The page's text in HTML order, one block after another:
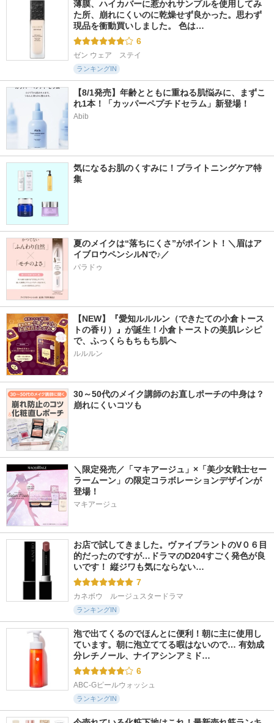
薄膜、ハイカバーに惹かれサンプルを使用してみ
た所、崩れにくいのに乾燥せず良かった。思わず
現品を衝動買いしました。 色は…
6
ゼン ウェア　ステイ
ランキングIN
【8/1発売】年齢とともに重ねる肌悩みに、まずこ
れ1本！「カッパーペプチドセラム」新登場！
Abib
気になるお肌のくすみに！ブライトニングケア特
集
夏のメイクは“落ちにくさ”がポイント！＼眉はア
イブロウペンシルNで♪／
パラドゥ
【NEW】『愛知ルルルン（できたての小倉トース
トの香り）』が誕生！小倉トーストの美肌レシピ
で、ふっくらもちもち肌へ
ルルルン
30～50代のメイク講師のお直しポーチの中身は？
崩れにくいコツも
＼限定発売／「マキアージュ」×「美少女戦士セー
ラームーン」の限定コラボレーションデザインが
登場！
マキアージュ
お店で試してきました。ヴァイブラントのV０６目
的だったのですが…ドラマのD204すごく発色が良
いです！ 縦ジワも気にならない…
7
カネボウ　ルージュスタードラマ
ランキングIN
泡で出てくるのでほんとに便利！朝に主に使用し
ています。朝に泡立ててる暇はないので… 有効成
分レチノール、ナイアシンアミド…
6
ABC-Gピールウォッシュ
ランキングIN